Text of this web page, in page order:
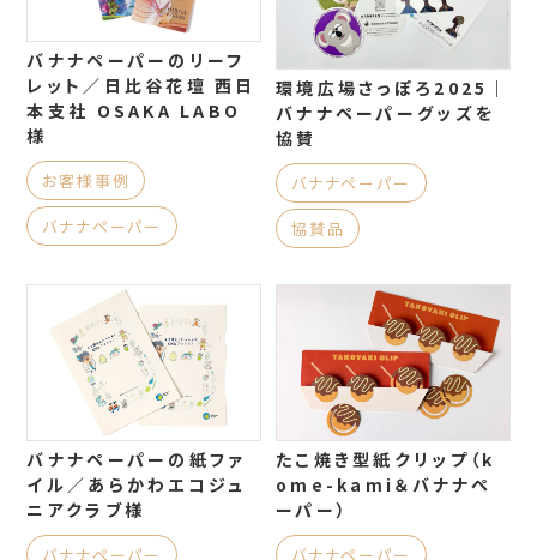
バナナペーパーのリーフ
レット／日比谷花壇 西日
本支社 OSAKA LABO
様
お客様事例
バナナペーパー
環境広場さっぽろ2025｜
バナナペーパーグッズを
協賛
バナナペーパー
協賛品
バナナペーパーの紙ファ
イル／あらかわエコジュ
ニアクラブ様
バナナペーパー
たこ焼き型紙クリップ（k
ome-kami＆バナナペ
ーパー）
バナナペーパー